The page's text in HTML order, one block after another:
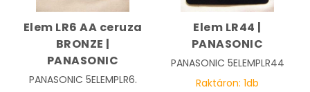
Elem LR6 AA ceruza
BRONZE |
PANASONIC
PANASONIC 5ELEMPLR6.
Elem LR44 |
PANASONIC
PANASONIC 5ELEMPLR44
Raktáron: 1db